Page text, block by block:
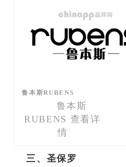
鲁本斯RUBENS
鲁本斯
RUBENS 查看详
情
三、圣保罗